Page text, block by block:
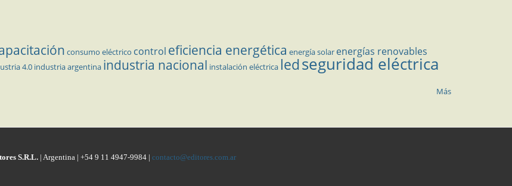
consumo eléctrico control eficiencia energética energía solar energías renovables
4.0 industria argentina industria nacional instalación eléctrica ledseguridad eléctrica
Más
S.R.L.| Argentina | +54 9 11 4947-9984 | contacto@editores.com.ar